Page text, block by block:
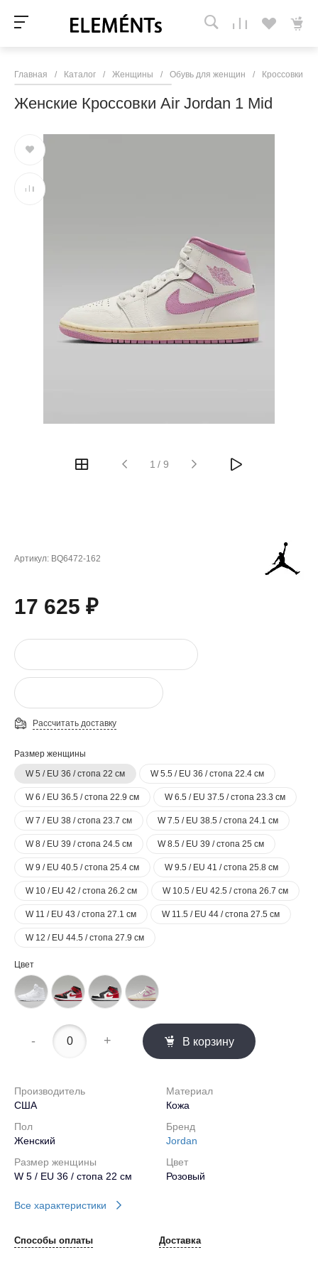
Главная / Каталог / Женщины / Обувь для женщин / Кроссовки и
Женские Кроссовки Air Jordan 1 Mid
1 / 9
Артикул: BQ6472-162
17 625 ₽
Рассчитать доставку
Размер женщины
W 5 / EU 36 / стопа 22 см
W 5.5 / EU 36 / стопа 22.4 см
W 6 / EU 36.5 / стопа 22.9 см W 6.5 / EU 37.5 / стопа 23.3 см
W 7 / EU 38 / стопа 23.7 см W 7.5 / EU 38.5 / стопа 24.1 см
W 8 / EU 39 / стопа 24.5 см W 8.5 / EU 39 / стопа 25 см
W 9 / EU 40.5 / стопа 25.4 см W 9.5 / EU 41 / стопа 25.8 см
W 10 / EU 42 / стопа 26.2 см W 10.5 / EU 42.5 / стопа 26.7 см
W 11 / EU 43 / стопа 27.1 см W 11.5 / EU 44 / стопа 27.5 см
W 12 / EU 44.5 / стопа 27.9 см
Цвет
- + В корзину
Производитель
США
Материал
Кожа
Пол
Женский
Бренд
Jordan
Размер женщины
W 5 / EU 36 / стопа 22 см
Цвет
Розовый
Все характеристики
Способы оплаты Доставка